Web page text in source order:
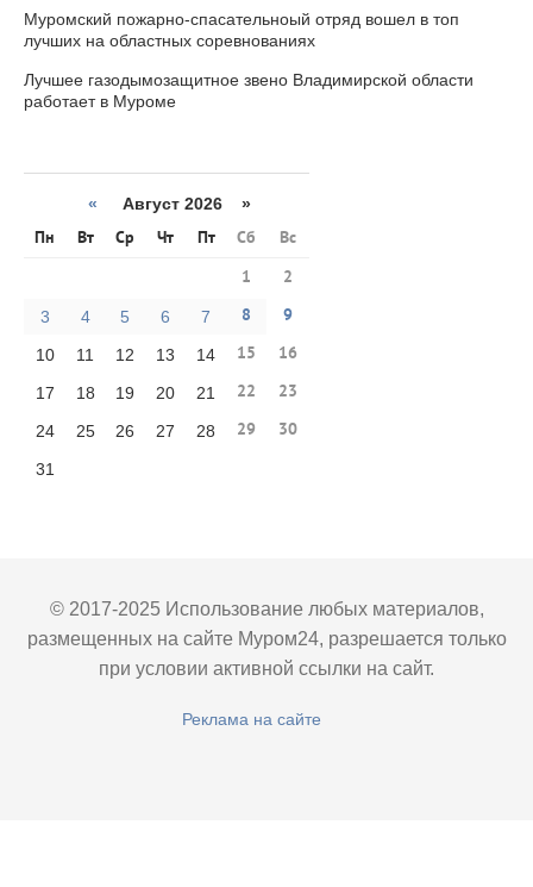
Муромский пожарно-спасательноый отряд вошел в топ
лучших на областных соревнованиях
Лучшее газодымозащитное звено Владимирской области
работает в Муроме
« Август 2026 »
Пн Вт Ср Чт Пт Сб
Вс
1
2
3 4 5 6 7 8 9
10 11 12 13 14 15 16
17 18 19 20 21 22 23
24 25 26 27 28 29 30
31
© 2017-2025 Использование любых материалов,
размещенных на сайте Муром24, разрешается только
при условии активной ссылки на сайт.
Реклама на сайте